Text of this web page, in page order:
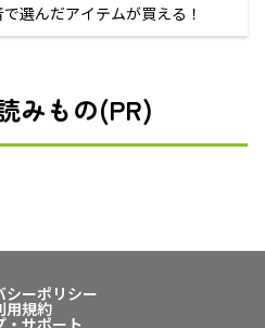
選んだアイテムが買える！
みもの(PR)
シーポリシー
用規約
・サポート